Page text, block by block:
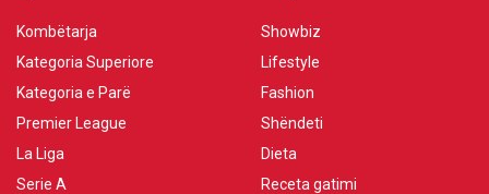
Kombëtarja
Kategoria Superiore
Kategoria e Parë
Premier League
La Liga
Serie A
Showbiz
Lifestyle
Fashion
Shëndeti
Dieta
Receta gatimi